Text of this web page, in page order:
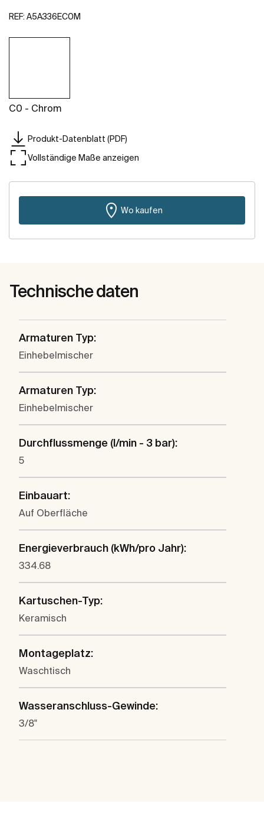
REF: A5A336EC0M
C0 - Chrom
Produkt-Datenblatt (PDF)
Vollständige Maße anzeigen
Wo kaufen
Technische daten
Armaturen Typ:
Einhebelmischer
Armaturen Typ:
Einhebelmischer
Durchflussmenge (l/min - 3 bar):
5
Einbauart:
Auf Oberfläche
Energieverbrauch (kWh/pro Jahr):
334.68
Kartuschen-Typ:
Keramisch
Montageplatz:
Waschtisch
Wasseranschluss-Gewinde:
3/8"